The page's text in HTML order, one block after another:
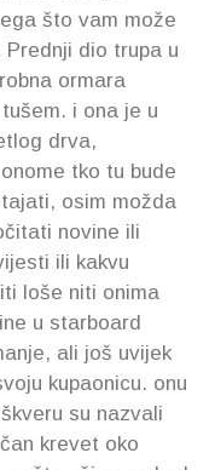
što vam može
dio trupa u
ormara
i ona je u
drva,
tko tu bude
osim možda
novine ili
ili kakvu
loše niti onima
u starboard
ali još uvijek
kupaonicu. onu
su nazvali
krevet oko